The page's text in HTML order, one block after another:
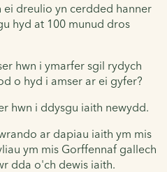
ei dreulio yn cerdded hanner
hyd at 100 munud dros
hwn i ymarfer sgil rydych
o hyd i amser ar ei gyfer?
hwn i ddysgu iaith newydd.
ar dapiau iaith ym mis
ym mis Gorffennaf gallech
dda o'ch dewis iaith.